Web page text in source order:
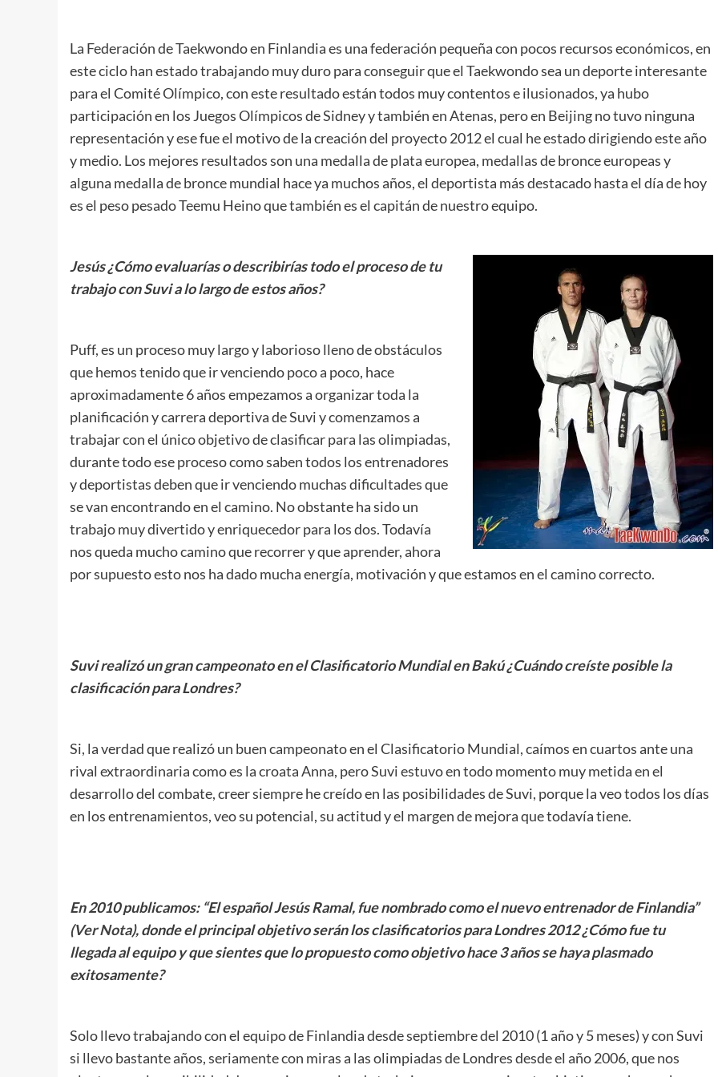
La Federación de Taekwondo en Finlandia es una federación pequeña con pocos recursos económicos, en
este ciclo han estado trabajando muy duro para conseguir que el Taekwondo sea un deporte interesante
para el Comité Olímpico, con este resultado están todos muy contentos e ilusionados, ya hubo
participación en los Juegos Olímpicos de Sidney y también en Atenas, pero en Beijing no tuvo ninguna
representación y ese fue el motivo de la creación del proyecto 2012 el cual he estado dirigiendo este año
y medio. Los mejores resultados son una medalla de plata europea, medallas de bronce europeas y
alguna medalla de bronce mundial hace ya muchos años, el deportista más destacado hasta el día de hoy
es el peso pesado Teemu Heino que también es el capitán de nuestro equipo.
Jesús ¿Cómo evaluarías o describirías todo el proceso de tu
trabajo con Suvi a lo largo de estos años?
Puff, es un proceso muy largo y laborioso lleno de obstáculos
que hemos tenido que ir venciendo poco a poco, hace
aproximadamente 6 años empezamos a organizar toda la
planificación y carrera deportiva de Suvi y comenzamos a
trabajar con el único objetivo de clasificar para las olimpiadas,
durante todo ese proceso como saben todos los entrenadores
y deportistas deben que ir venciendo muchas dificultades que
se van encontrando en el camino. No obstante ha sido un
trabajo muy divertido y enriquecedor para los dos. Todavía
nos queda mucho camino que recorrer y que aprender, ahora
por supuesto esto nos ha dado mucha energía, motivación y que estamos en el camino correcto.
Suvi realizó un gran campeonato en el Clasificatorio Mundial en Bakú ¿Cuándo creíste posible la
clasificación para Londres?
Si, la verdad que realizó un buen campeonato en el Clasificatorio Mundial, caímos en cuartos ante una
rival extraordinaria como es la croata Anna, pero Suvi estuvo en todo momento muy metida en el
desarrollo del combate, creer siempre he creído en las posibilidades de Suvi, porque la veo todos los días
en los entrenamientos, veo su potencial, su actitud y el margen de mejora que todavía tiene.
En 2010 publicamos: “El español Jesús Ramal, fue nombrado como el nuevo entrenador de Finlandia”
(Ver Nota), donde el principal objetivo serán los clasificatorios para Londres 2012 ¿Cómo fue tu
llegada al equipo y que sientes que lo propuesto como objetivo hace 3 años se haya plasmado
exitosamente?
Solo llevo trabajando con el equipo de Finlandia desde septiembre del 2010 (1 año y 5 meses) y con Suvi
si llevo bastante años, seriamente con miras a las olimpiadas de Londres desde el año 2006, que nos